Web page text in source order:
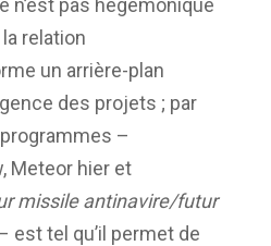
relation
un arrière-plan
des projets ; par
–
Meteor hier et
missile antinavire/futur
est tel qu’il permet de